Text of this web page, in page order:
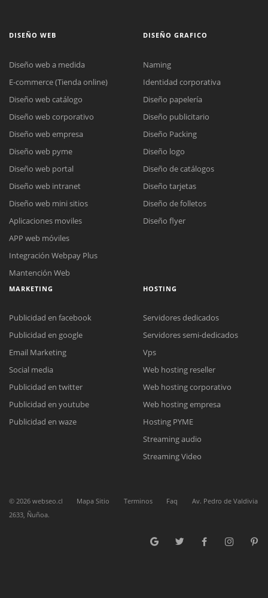
Reunión online
Nuestros ejecutivos le enviarán un correo electrónico con el enlace a
Meet para la reunión online.
Cotización
Complete el formulario y nos contactaremos a la brevedad.
Chat Online
para enviarnos un correo electrónico con sus datos personales.
DISEÑO WEB
Diseño web a medida
E-commerce (Tienda online)
Diseño web catálogo
Diseño web corporativo
Diseño web empresa
Diseño web pyme
Diseño web portal
Diseño web intranet
Diseño web mini sitios
Aplicaciones moviles
APP web móviles
Integración Webpay Plus
Mantención Web
DISEÑO GRAFICO
Naming
Identidad corporativa
Diseño papelería
Diseño publicitario
Diseño Packing
Diseño logo
Diseño de catálogos
Diseño tarjetas
Diseño de folletos
Diseño flyer
MARKETING
Publicidad en facebook
Publicidad en google
Email Marketing
Social media
Publicidad en twitter
Publicidad en youtube
Publicidad en waze
HOSTING
Servidores dedicados
Servidores semi-dedicados
Vps
Web hosting reseller
Web hosting corporativo
Web hosting empresa
Hosting PYME
Streaming audio
Streaming Video
© 2026 webseo.cl Mapa Sitio Terminos Faq
Av. Pedro de Valdivia
2633, Ñuñoa.